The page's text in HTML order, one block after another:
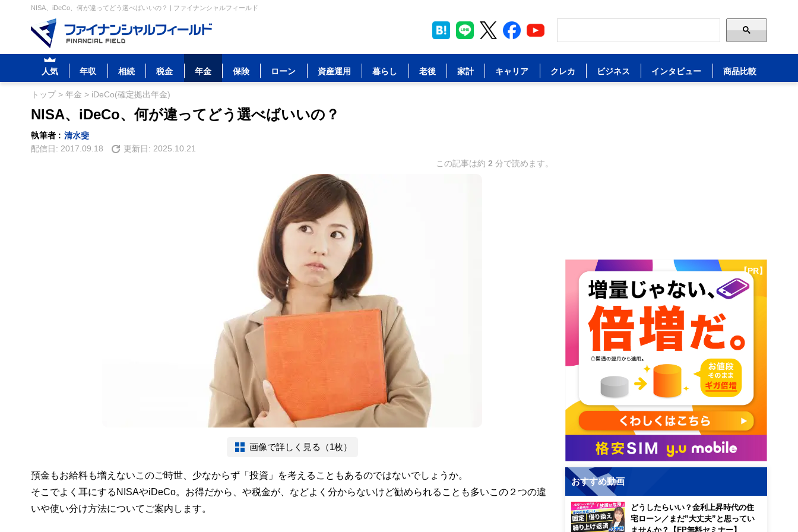
NISA、iDeCo、何が違ってどう選べばいいの？ | ファイナンシャルフィールド
人気 年収 相続 税金 年金 保険 ローン 資産運用 暮らし 老後 家計 キャリア クレカ ビジネス インタビュー 商品比較
トップ> 年金 > iDeCo(確定拠出年金)
NISA、iDeCo、何が違ってどう選べばいいの？
執筆者 : 清水斐
配信日: 2017.09.18 更新日: 2025.10.21
この記事は約 2 分で読めます。
画像で詳しく見る（1枚）
預金もお給料も増えないこのご時世、少なからず「投資」を考えることもあるのではないでしょうか。
そこでよく耳にするNISAやiDeCo。お得だから、や税金が、などよく分からないけど勧められることも多いこの２つの違
いや使い分け方法についてご案内します。
【PR】
おすすめ動画
どうしたらいい？金利上昇時代の住
宅ローン／まだ”大丈夫”と思ってい
ませんか？【FP無料セミナー】